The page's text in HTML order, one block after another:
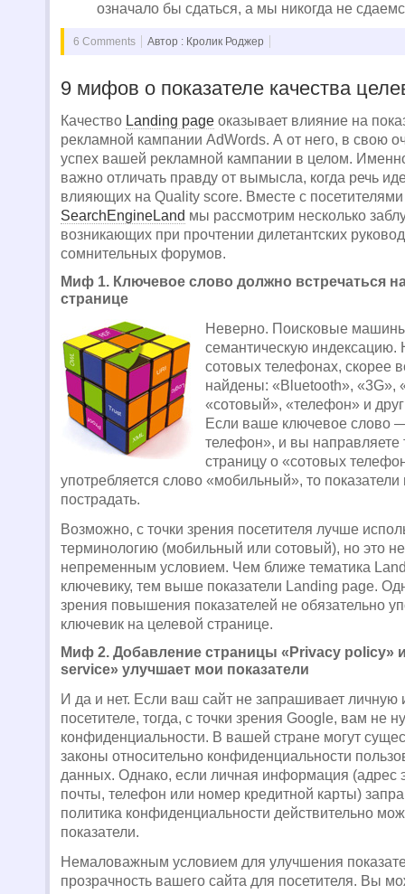
означало бы сдаться, а мы никогда не
6 Comments Автор : Кролик Роджер
9 мифов о показателе качества
Качество Landing page оказывает влияние на
рекламной кампании AdWords. А от него, в свою
успех вашей рекламной кампании в целом.
важно отличать правду от вымысла, когда речь
влияющих на Quality score. Вместе с посетителями
SearchEngineLand мы рассмотрим несколько
возникающих при прочтении дилетантских
сомнительных форумов.
Миф 1. Ключевое слово должно встречаться
странице
Неверно. Поисковые
семантическую индексацию.
сотовых телефонах, скорее
найдены: «Bluetooth», «3G»,
«сотовый», «телефон» и
Если ваше ключевое слово
телефон», и вы направляете
страницу о «сотовых
употребляется слово «мобильный», то
пострадать.
Возможно, с точки зрения посетителя лучше
терминологию (мобильный или сотовый), но это
непременным условием. Чем ближе тематика
ключевику, тем выше показатели Landing page.
зрения повышения показателей не обязательно
ключевик на целевой странице.
Миф 2. Добавление страницы «Privacy policy»
service» улучшает мои показатели
И да и нет. Если ваш сайт не запрашивает
посетителе, тогда, с точки зрения Google, вам не
конфиденциальности. В вашей стране могут
законы относительно конфиденциальности
данных. Однако, если личная информация (адрес
почты, телефон или номер кредитной карты)
политика конфиденциальности действительно
показатели.
Немаловажным условием для улучшения
прозрачность вашего сайта для посетителя. Вы